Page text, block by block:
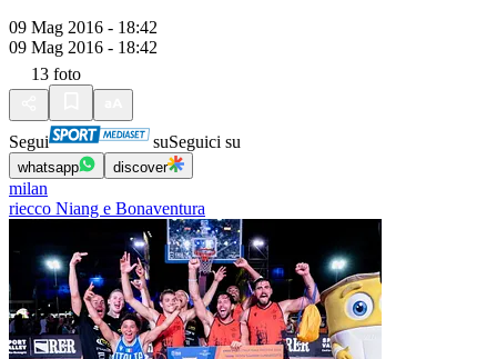
09 Mag 2016 - 18:42
09 Mag 2016 - 18:42
13 foto
Segui suSeguici su
whatsapp discover
milan
riecco Niang e Bonaventura